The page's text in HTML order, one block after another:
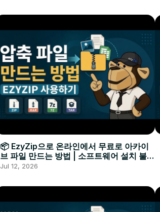
📦 EzyZip으로 온라인에서 무료로 아카이
브 파일 만드는 방법 | 소프트웨어 설치 불필
요
Jul 12, 2026